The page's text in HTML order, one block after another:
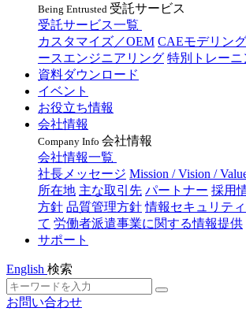
Being Entrusted 受託サービス
受託サービス一覧
カスタマイズ／OEM CAEモデリン
ースエンジニアリング 特別トレーニ
資料ダウンロード
イベント
お役立ち情報
会社情報
Company Info 会社情報
会社情報一覧
社長メッセージ Mission / Vision /
所在地 主な取引先 パートナー 採用
方針 品質管理方針 情報セキュリテ
て 労働者派遣事業に関する情報提供
サポート
English 検索
お問い合わせ